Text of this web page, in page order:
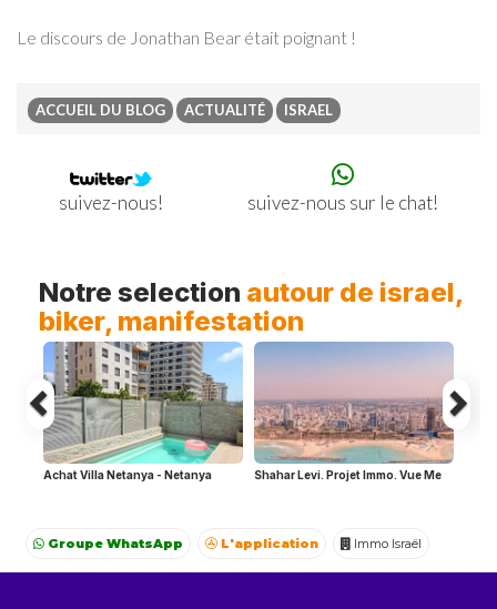
Le discours de Jonathan Bear était poignant !
ACCUEIL DU BLOG ACTUALITÉ ISRAEL
suivez-nous! suivez-nous sur le chat!
Notre selection autour de israel,
biker, manifestation
Achat Villa Netanya - Netanya Shahar Levi. Projet Immo. Vue Me
Groupe WhatsApp L'application Immo Israël